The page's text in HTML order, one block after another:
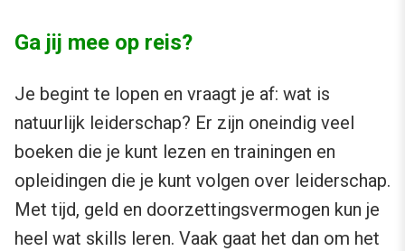
Ga jij mee op reis?
Je begint te lopen en vraagt je af: wat is
natuurlijk leiderschap? Er zijn oneindig veel
boeken die je kunt lezen en trainingen en
opleidingen die je kunt volgen over leiderschap.
Met tijd, geld en doorzettingsvermogen kun je
heel wat skills leren. Vaak gaat het dan om het